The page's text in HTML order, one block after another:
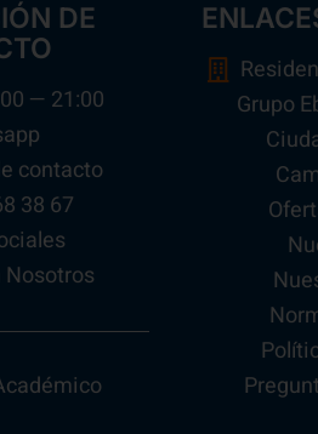
DE
— 21:00
contacto
38 67
Nosotros
Grupo